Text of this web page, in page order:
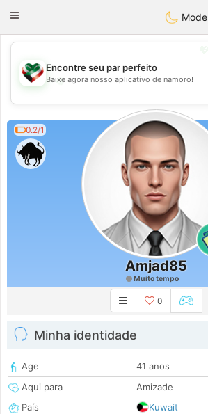
KuwaitChat
Toggle
Mode
💖
💕
Encontre seu par perfeito
Baixe agora nosso aplicativo de namoro!
0.2/1
Amjad85
Muito tempo
0
Minha identidade
Age
41 anos
Aqui para
Amizade
País
Kuwait